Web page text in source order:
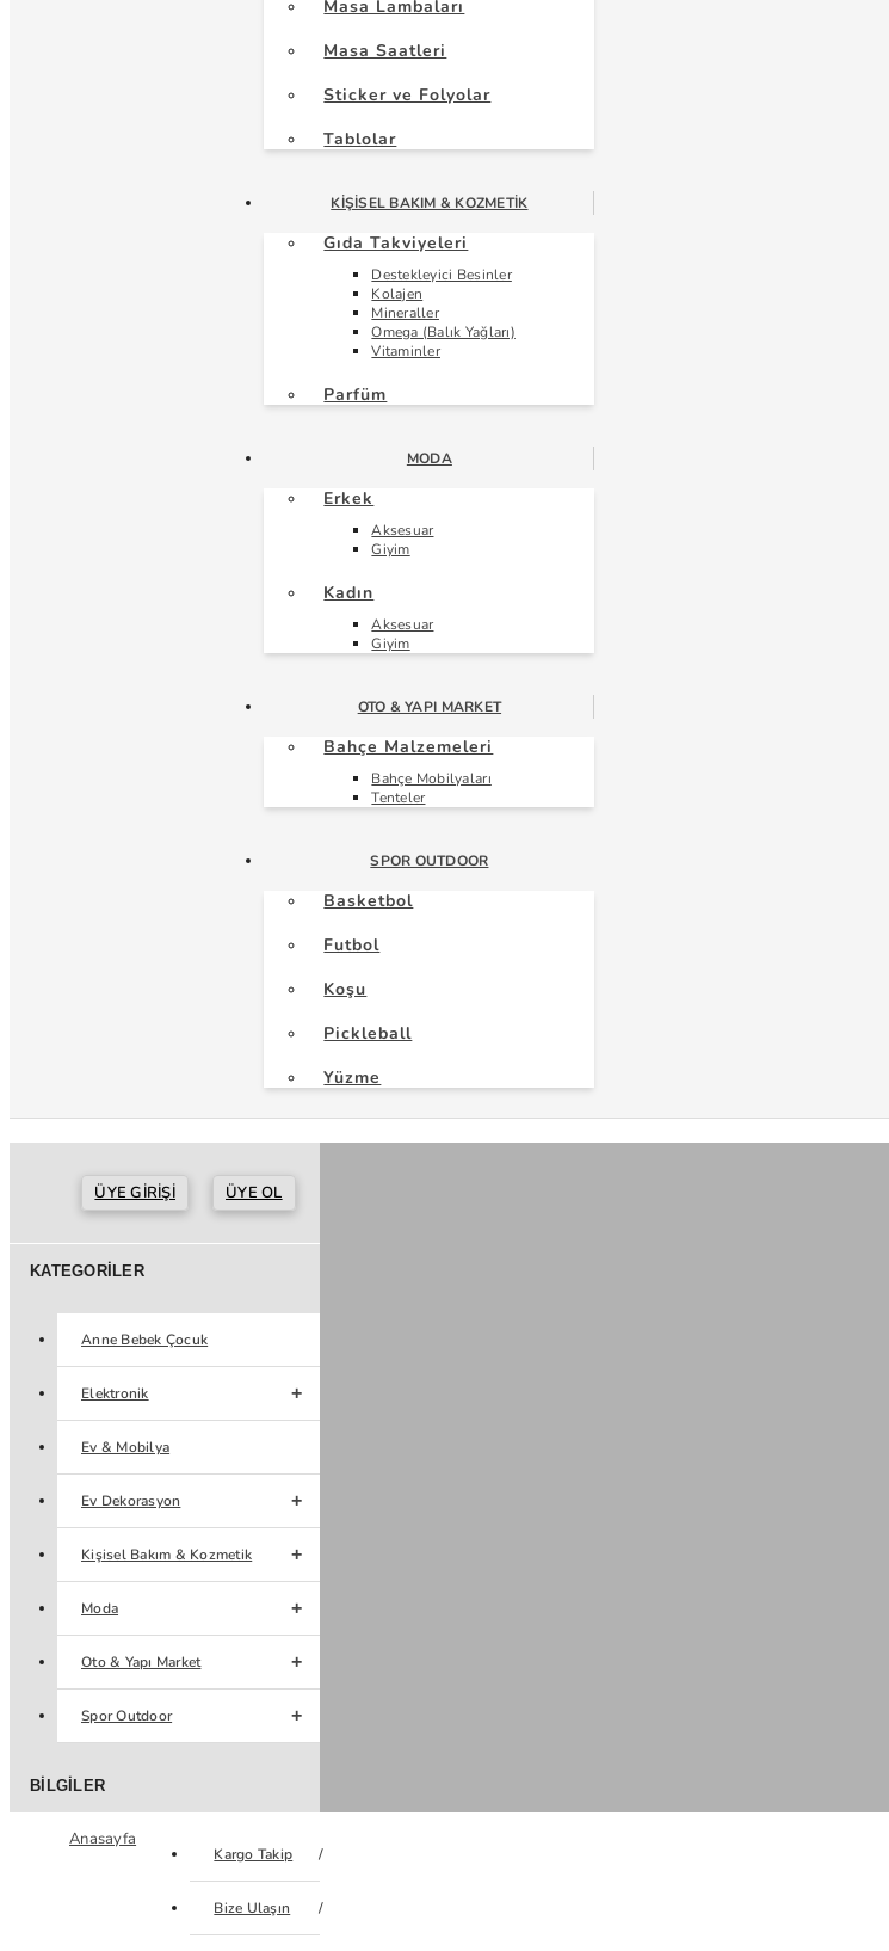
Masa Lambaları
Masa Saatleri
Sticker ve Folyolar
Tablolar
KIŞISEL BAKIM & KOZMETIK
Gıda Takviyeleri
Destekleyici Besinler
Kolajen
Mineraller
Omega (Balık Yağları)
Vitaminler
Parfüm
MODA
Erkek
Aksesuar
Giyim
Kadın
Aksesuar
Giyim
OTO & YAPI MARKET
Bahçe Malzemeleri
Bahçe Mobilyaları
Tenteler
SPOR OUTDOOR
Basketbol
Futbol
Koşu
Pickleball
Yüzme
ÜYE GIRIŞI ÜYE OL
KATEGORILER
Anne Bebek Çocuk
Elektronik
Ev & Mobilya
Ev Dekorasyon
Kişisel Bakım & Kozmetik
Moda
Oto & Yapı Market
Spor Outdoor
BILGILER
Kargo Takip
Bize Ulaşın
Anasayfa